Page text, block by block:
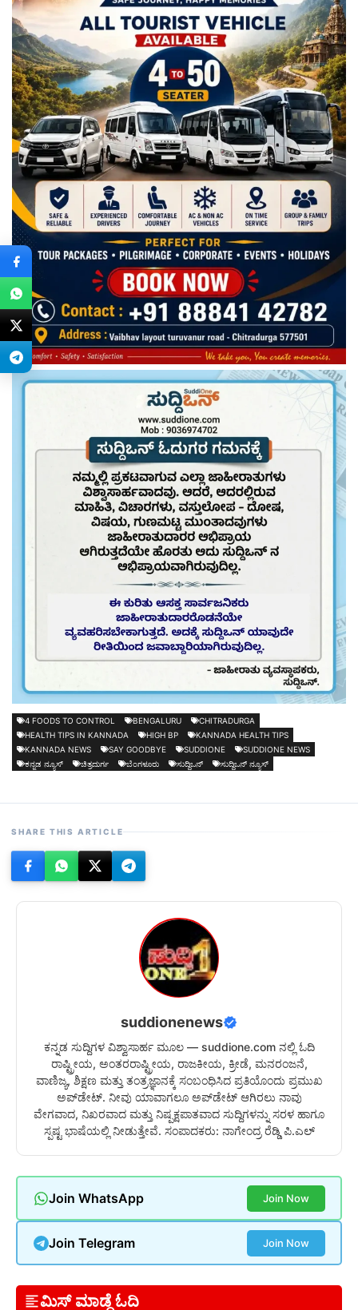
4 FOODS TO CONTROL BENGALURU
CHITRADURGA
HEALTH TIPS IN KANNADA
HIGH BP
KANNADA HEALTH TIPS
KANNADA NEWS
SAY GOODBYE SUDDIONE
SUDDIONE NEWS
ಕನ್ನಡ ನ್ಯೂಸ್
ಚಿತ್ರದುರ್ಗ ಬೆಂಗಳೂರು ಸುದ್ದಿಒನ್ ಸುದ್ದಿಒನ್ ನ್ಯೂಸ್
SHARE THIS ARTICLE
suddionenews
ಕನ್ನಡ ಸುದ್ದಿಗಳ ವಿಶ್ವಾಸಾರ್ಹ ಮೂಲ — suddione.com ನಲ್ಲಿ ಓದಿ
ರಾಷ್ಟ್ರೀಯ, ಅಂತರರಾಷ್ಟ್ರೀಯ, ರಾಜಕೀಯ, ಕ್ರೀಡೆ, ಮನರಂಜನೆ,
ವಾಣಿಜ್ಯ, ಶಿಕ್ಷಣ ಮತ್ತು ತಂತ್ರಜ್ಞಾನಕ್ಕೆ ಸಂಬಂಧಿಸಿದ ಪ್ರತಿಯೊಂದು ಪ್ರಮುಖ
ಅಪ್‌ಡೇಟ್. ನೀವು ಯಾವಾಗಲೂ ಅಪ್‌ಡೇಟ್ ಆಗಿರಲು ನಾವು
ವೇಗವಾದ, ನಿಖರವಾದ ಮತ್ತು ನಿಷ್ಪಕ್ಷಪಾತವಾದ ಸುದ್ದಿಗಳನ್ನು ಸರಳ ಹಾಗೂ
ಸ್ಪಷ್ಟ ಭಾಷೆಯಲ್ಲಿ ನೀಡುತ್ತೇವೆ. ಸಂಪಾದಕರು: ನಾಗೇಂದ್ರ ರೆಡ್ಡಿ ಪಿ.ಎಲ್
Join WhatsApp Join Now
Join Telegram Join Now
ಮಿಸ್ ಮಾಡ್ದೆ ಓದಿ